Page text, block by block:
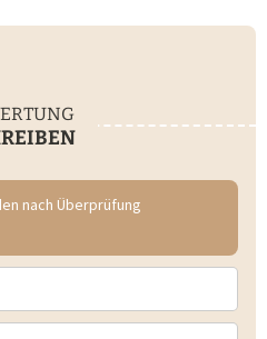
nach Überprüfung